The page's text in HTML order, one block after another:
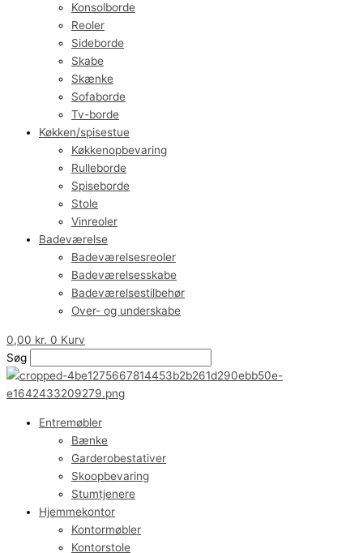
Konsolborde
Reoler
Sideborde
Skabe
Skænke
Sofaborde
Tv-borde
Køkken/spisestue
Køkkenopbevaring
Rulleborde
Spiseborde
Stole
Vinreoler
Badeværelse
Badeværelsesreoler
Badeværelsesskabe
Badeværelsestilbehør
Over- og underskabe
0,00 kr. 0 Kurv
Søg
Entremøbler
Bænke
Garderobestativer
Skoopbevaring
Stumtjenere
Hjemmekontor
Kontormøbler
Kontorstole